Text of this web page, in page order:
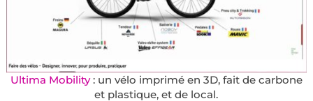
Ultima Mobility: un vélo imprimé en 3D, fait de carbone
et plastique, et de local.